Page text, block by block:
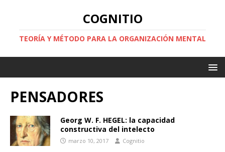
COGNITIO
TEORÍA Y MÉTODO PARA LA ORGANIZACIÓN MENTAL
PENSADORES
Georg W. F. HEGEL: la capacidad
constructiva del intelecto
marzo 10, 2017 Cognitio